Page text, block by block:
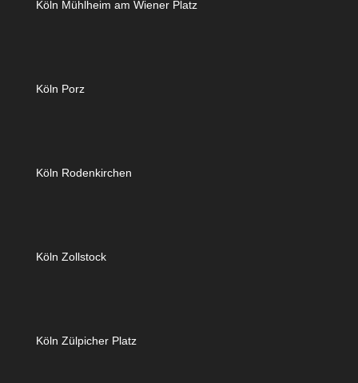
Köln Mühlheim am Wiener Platz
Köln Porz
Köln Rodenkirchen
Köln Zollstock
Köln Zülpicher Platz